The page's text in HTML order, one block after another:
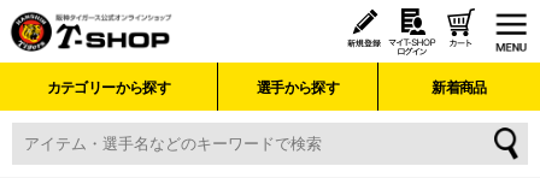
カテゴリーから探す 選手から探す 新着商品